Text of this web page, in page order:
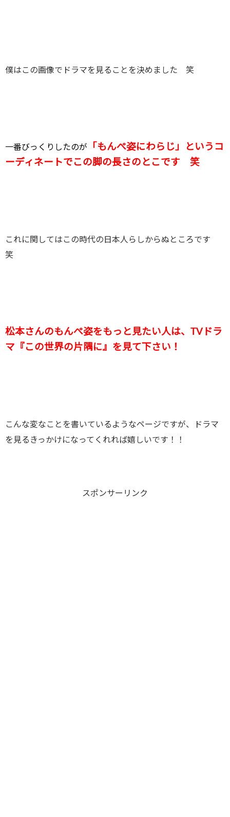
僕はこの画像でドラマを見ることを決めました 笑
一番びっくりしたのが
「もんぺ姿にわらじ」というコ
ーディネートでこの脚の長さのとこです 笑
これに関してはこの時代の日本人らしからぬところです
笑
松本さんのもんぺ姿をもっと見たい人は、TVドラ
マ『この世界の片隅に』を見て下さい！
こんな変なことを書いているようなページですが、ドラマ
を見るきっかけになってくれれば嬉しいです！！
スポンサーリンク